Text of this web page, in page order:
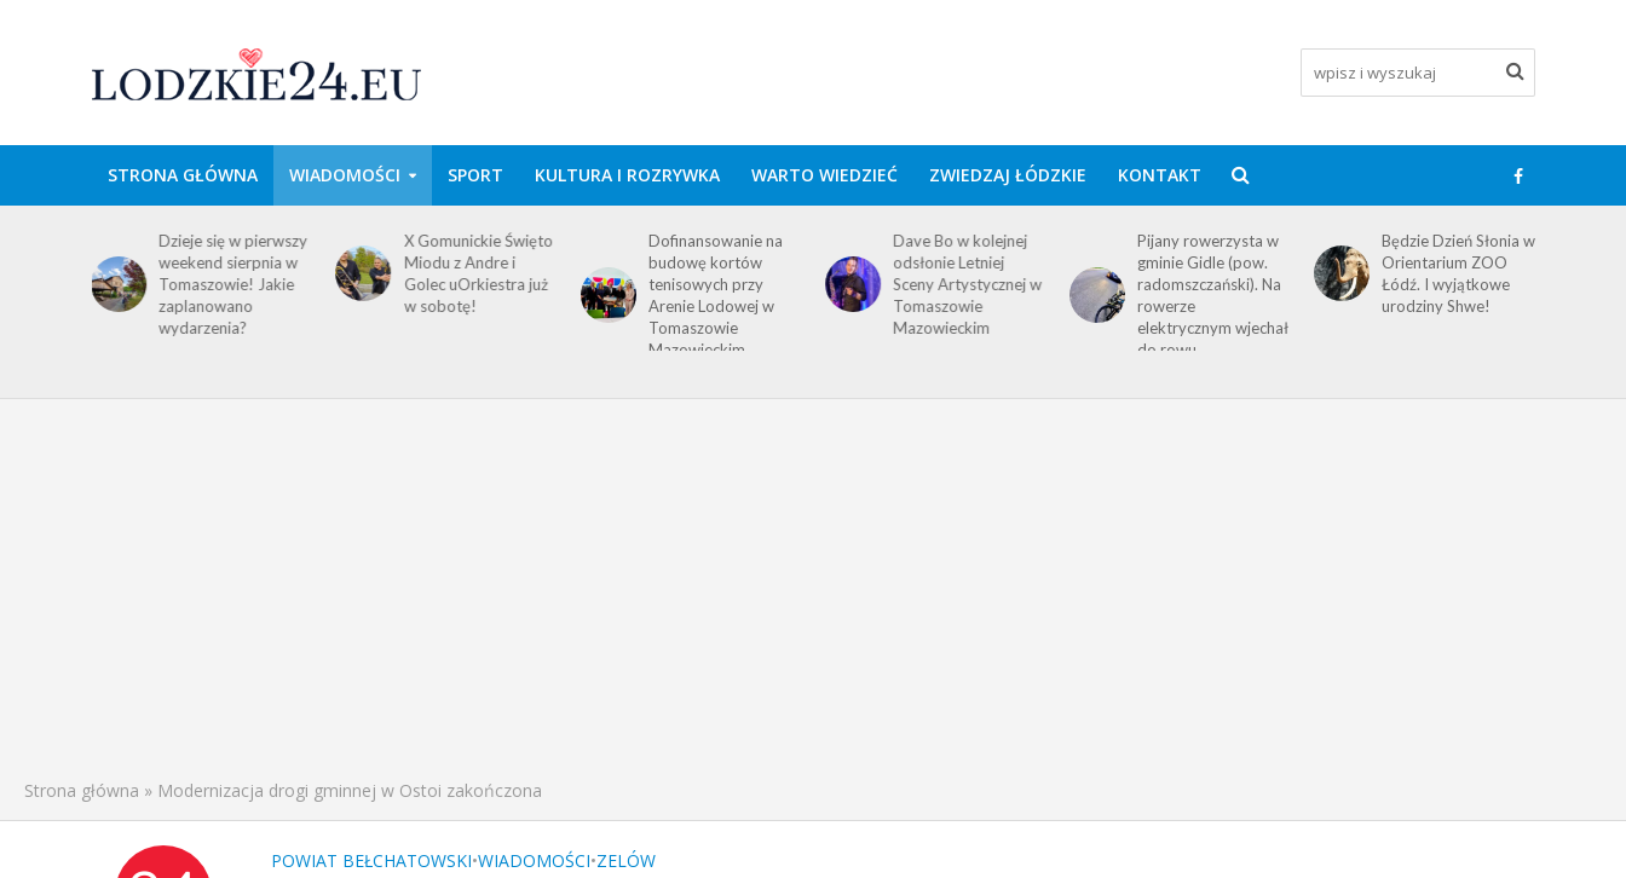
STRONA GŁÓWNA WIADOMOŚCI SPORT KULTURA I ROZRYWKA WARTO WIEDZIEĆ ZWIEDZAJ ŁÓDZKIE KONTAKT
Dzieje się w pierwszy
weekend sierpnia w
Tomaszowie! Jakie
zaplanowano
wydarzenia?
X Gomunickie Święto
Miodu z Andre i
Golec uOrkiestra już
w sobotę!
Dofinansowanie na
budowę kortów
tenisowych przy
Arenie Lodowej w
Tomaszowie
Mazowieckim
Dave Bo w kolejnej
odsłonie Letniej
Sceny Artystycznej w
Tomaszowie
Mazowieckim
Pijany rowerzysta w
gminie Gidle (pow.
radomszczański). Na
rowerze
elektrycznym wjechał
do rowu
Będzie Dzień Słonia w
Orientarium ZOO
Łódź. I wyjątkowe
urodziny Shwe!
Strona główna » Modernizacja drogi gminnej w Ostoi zakończona
POWIAT BEŁCHATOWSKI•WIADOMOŚCI•ZELÓW